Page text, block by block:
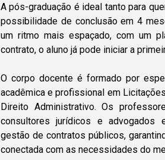
A pós-graduação é ideal tanto para
possibilidade de conclusão em 4
um ritmo mais espaçado, com um
contrato, o aluno já pode iniciar a
O corpo docente é formado por
acadêmica e profissional em
Direito Administrativo. Os
consultores jurídicos e advogados
gestão de contratos públicos,
conectada com as necessidades do